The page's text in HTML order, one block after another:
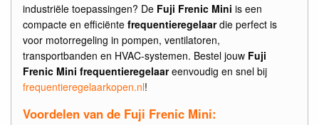
industriële toepassingen? De Fuji Frenic Mini is een
compacte en efficiënte frequentieregelaardie perfect is
voor motorregeling in pompen, ventilatoren,
transportbanden en HVAC-systemen. Bestel jouw Fuji
Frenic Mini frequentieregelaareenvoudig en snel bij
frequentieregelaarkopen.nl!
Voordelen van de Fuji Frenic Mini: